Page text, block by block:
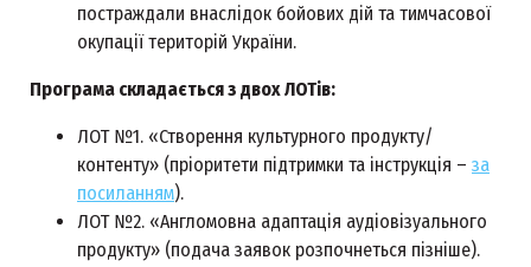
постраждали внаслідок бойових дій та тимчасової
окупації територій України.
Програма складається з двох ЛОТів:
ЛОТ №1. «Створення культурного продукту/
контенту» (пріоритети підтримки та інструкція – за
посиланням).
ЛОТ №2. «Англомовна адаптація аудіовізуального
продукту» (подача заявок розпочнеться пізніше).